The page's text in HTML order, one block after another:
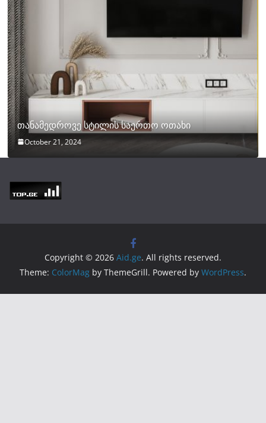
თანამედროვე სტილის საერთო ოთახი
October 21, 2024
Copyright © 2026 Aid.ge. All rights reserved.
Theme: ColorMag by ThemeGrill. Powered by WordPress.